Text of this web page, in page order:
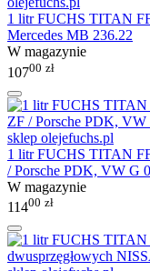
1 litr FUCHS TITAN
Mercedes MB 236.22
W magazynie
10700 zł
1 litr FUCHS TITAN
/ Porsche PDK, VW G
W magazynie
11400 zł